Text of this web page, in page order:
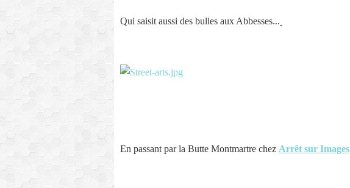
Qui saisit aussi des bulles aux Abbesses...
En passant par la Butte Montmartre chez Arrêt sur Images